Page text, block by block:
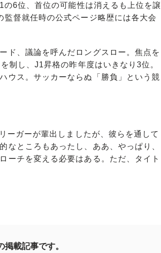
6位、首位の可能性は消えるも上位を譲
督就任時の公式ページ略歴には各大会
ド、議論を呼んだロングスロー。焦点を
制し、J1昇格の昨年度はいきなり3位。
ウス。サッカーならぬ「勝負」という競
ーガーが輩出しましたが、彼らを通して
なところもあったし、ああ、やっぱり、
ーチを変える必要はある。ただ、タイト
載記事です。